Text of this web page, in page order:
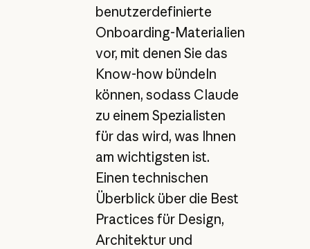
benutzerdefinierte
Onboarding-Materialien
vor, mit denen Sie das
Know-how bündeln
können, sodass Claude
zu einem Spezialisten
für das wird, was Ihnen
am wichtigsten ist.
Einen technischen
Überblick über die Best
Practices für Design,
Architektur und